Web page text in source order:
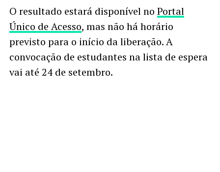
O resultado estará disponível no Portal
Único de Acesso, mas não há horário
previsto para o início da liberação. A
convocação de estudantes na lista de espera
vai até 24 de setembro.